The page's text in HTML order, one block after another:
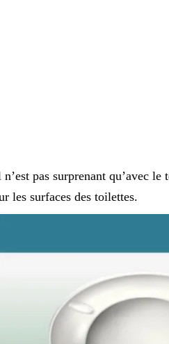
n’est pas surprenant qu’avec
les surfaces des toilettes.